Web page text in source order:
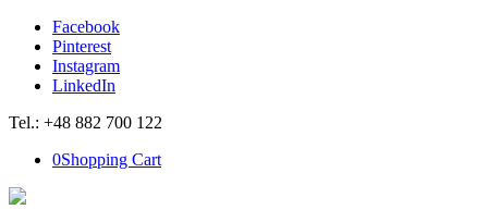
Facebook
Pinterest
Instagram
LinkedIn
Tel.: +48 882 700 122
0Shopping Cart